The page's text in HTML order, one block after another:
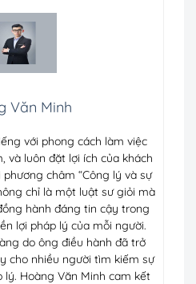
Văn Minh
với phong cách làm việc
và luôn đặt lợi ích của khách
châm “Công lý và sự
chỉ là một luật sư giỏi mà
hành đáng tin cậy trong
lợi pháp lý của mỗi người.
do ông điều hành đã trở
cho nhiều người tìm kiếm sự
Hoàng Văn Minh cam kết